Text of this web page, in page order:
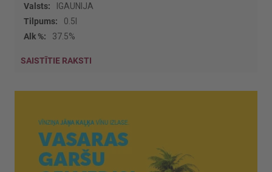
Vairāk
informācijas
IGAUNIJA
0.5l
37.5%
SAISTĪTIE RAKSTI